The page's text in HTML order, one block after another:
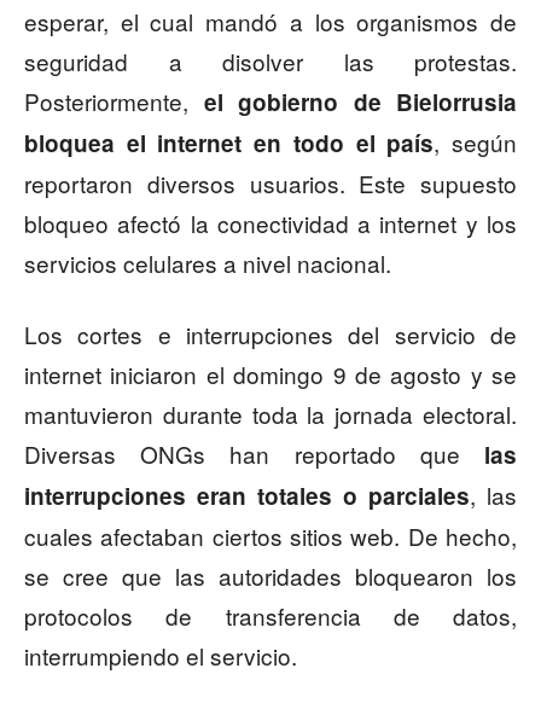
esperar, el cual mandó a los organismos de
seguridad a disolver las protestas.
Posteriormente, el gobierno de Bielorrusia
bloquea el internet en todo el país, según
reportaron diversos usuarios. Este supuesto
bloqueo afectó la conectividad a internet y los
servicios celulares a nivel nacional.
Los cortes e interrupciones del servicio de
internet iniciaron el domingo 9 de agosto y se
mantuvieron durante toda la jornada electoral.
Diversas ONGs han reportado que las
interrupciones eran totales o parciales, las
cuales afectaban ciertos sitios web. De hecho,
se cree que las autoridades bloquearon los
protocolos de transferencia de datos,
interrumpiendo el servicio.